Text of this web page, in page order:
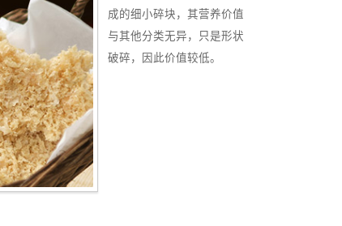
成的细小碎块，其营养价值
与其他分类无异，只是形状
破碎，因此价值较低。